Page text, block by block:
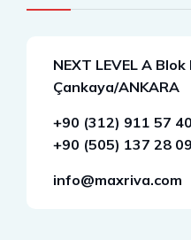
NEXT LEVEL A
Çankaya/ANKARA
+90 (312) 911 57 40
+90 (505) 137 28 09
info@maxriva.com